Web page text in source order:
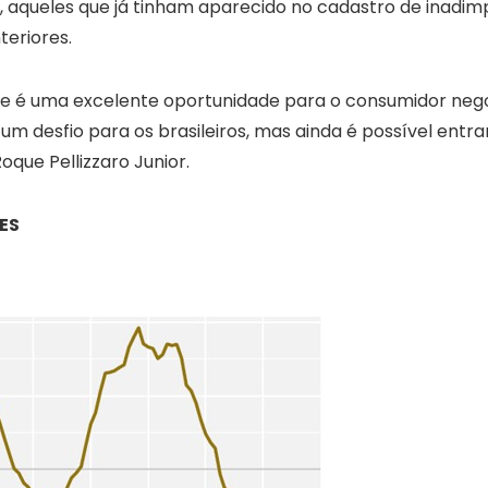
que já tinham aparecido no cadastro de
é uma excelente oportunidade para o consumidor
desfio para os brasileiros, mas ainda é possível
Pellizzaro Junior.